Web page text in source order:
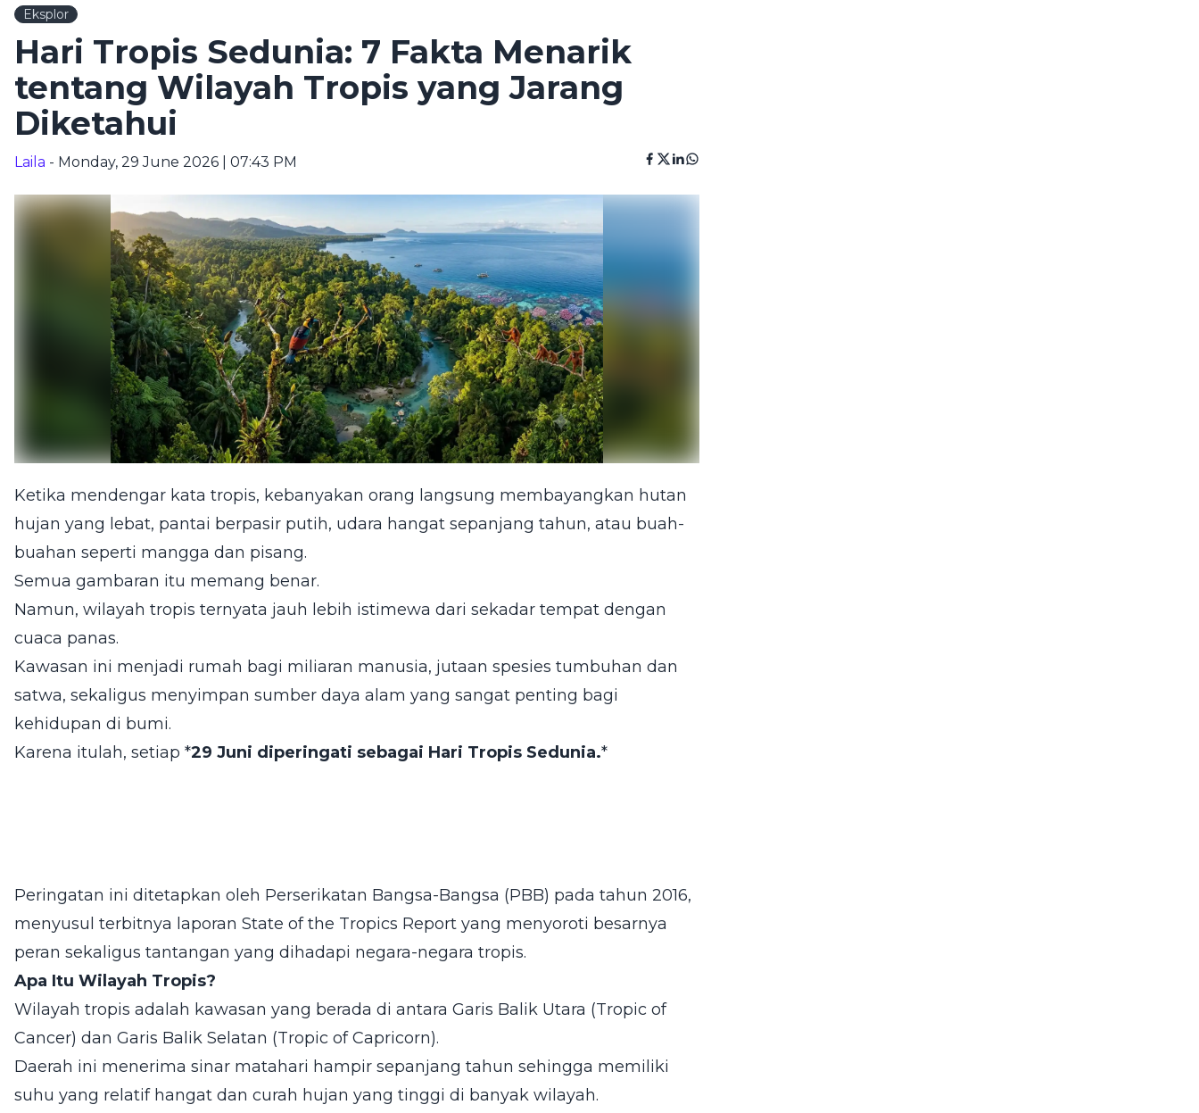
Eksplor
Hari Tropis Sedunia: 7 Fakta Menarik
tentang Wilayah Tropis yang Jarang
Diketahui
Laila - Monday, 29 June 2026 | 07:43 PM
Ketika mendengar kata tropis, kebanyakan orang langsung membayangkan hutan
hujan yang lebat, pantai berpasir putih, udara hangat sepanjang tahun, atau buah-
buahan seperti mangga dan pisang.
Semua gambaran itu memang benar.
Namun, wilayah tropis ternyata jauh lebih istimewa dari sekadar tempat dengan
cuaca panas.
Kawasan ini menjadi rumah bagi miliaran manusia, jutaan spesies tumbuhan dan
satwa, sekaligus menyimpan sumber daya alam yang sangat penting bagi
kehidupan di bumi.
Karena itulah, setiap *29 Juni diperingati sebagai Hari Tropis Sedunia.*
Peringatan ini ditetapkan oleh Perserikatan Bangsa-Bangsa (PBB) pada tahun 2016,
menyusul terbitnya laporan State of the Tropics Report yang menyoroti besarnya
peran sekaligus tantangan yang dihadapi negara-negara tropis.
Apa Itu Wilayah Tropis?
Wilayah tropis adalah kawasan yang berada di antara Garis Balik Utara (Tropic of
Cancer) dan Garis Balik Selatan (Tropic of Capricorn).
Daerah ini menerima sinar matahari hampir sepanjang tahun sehingga memiliki
suhu yang relatif hangat dan curah hujan yang tinggi di banyak wilayah.